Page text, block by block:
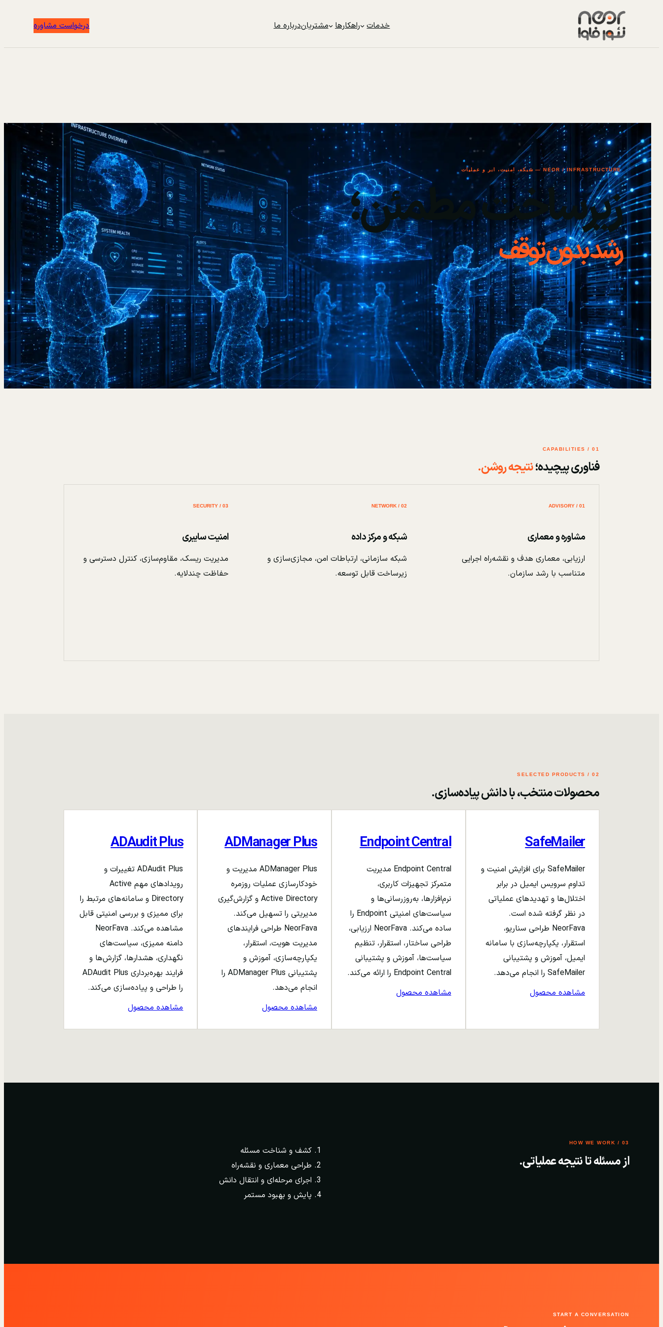
خدمات راهکارها مشتریاندرباره ما درخواست مشاوره
NEOR / INFRASTRUCTURE — شبکه، امنیت، ابر و عملیات
زیرساخت مطمئن؛
رشد بدون توقف
01 / CAPABILITIES
فناوری پیچیده؛نتیجه روشن.
01 / ADVISORY
مشاوره و معماری
ارزیابی، معماری هدف و نقشه‌راه اجرایی
متناسب با رشد سازمان.
02 / NETWORK
شبکه و مرکز داده
شبکه سازمانی، ارتباطات امن، مجازی‌سازی و
زیرساخت قابل توسعه.
03 / SECURITY
امنیت سایبری
مدیریت ریسک، مقاوم‌سازی، کنترل دسترسی و
حفاظت چندلایه.
02 / SELECTED PRODUCTS
محصولات منتخب، با دانش پیاده‌سازی.
SafeMailer
SafeMailer برای افزایش امنیت و
تداوم سرویس ایمیل در برابر
اختلال‌ها و تهدیدهای عملیاتی
در نظر گرفته شده است.
NeorFava طراحی سناریو،
استقرار، یکپارچه‌سازی با سامانه
ایمیل، آموزش و پشتیبانی
SafeMailer را انجام می‌دهد.
مشاهده محصول
Endpoint Central
Endpoint Central مدیریت
متمرکز تجهیزات کاربری،
نرم‌افزارها، به‌روزرسانی‌ها و
سیاست‌های امنیتی Endpoint را
ساده می‌کند. NeorFava ارزیابی،
طراحی ساختار، استقرار، تنظیم
سیاست‌ها، آموزش و پشتیبانی
Endpoint Central را ارائه می‌کند.
مشاهده محصول
ADManager Plus
ADManager Plus مدیریت و
خودکارسازی عملیات روزمره
Active Directory و گزارش‌گیری
مدیریتی را تسهیل می‌کند.
NeorFava طراحی فرایندهای
مدیریت هویت، استقرار،
یکپارچه‌سازی، آموزش و
پشتیبانی ADManager Plus را
انجام می‌دهد.
مشاهده محصول
ADAudit Plus
ADAudit Plus تغییرات و
رویدادهای مهم Active
Directory و سامانه‌های مرتبط را
برای ممیزی و بررسی امنیتی قابل
مشاهده می‌کند. NeorFava
دامنه ممیزی، سیاست‌های
نگهداری، هشدارها، گزارش‌ها و
فرایند بهره‌برداری ADAudit Plus
را طراحی و پیاده‌سازی می‌کند.
مشاهده محصول
03 / HOW WE WORK
از مسئله تا نتیجه عملیاتی.
کشف و شناخت مسئله
طراحی معماری و نقشه‌راه
اجرای مرحله‌ای و انتقال دانش
پایش و بهبود مستمر
START A CONVERSATION